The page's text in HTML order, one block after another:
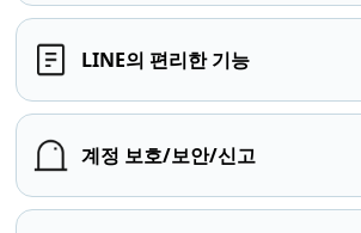
LINE의 편리한 기능
계정 보호/보안/신고